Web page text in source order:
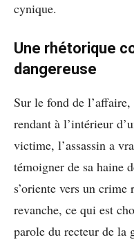
cynique.
Une rhétorique
dangereuse
Sur le fond de
rendant à l’intérieur
victime, l’assassin a
témoigner de sa haine
s’oriente vers un crime
revanche, ce qui est
parole du recteur de la